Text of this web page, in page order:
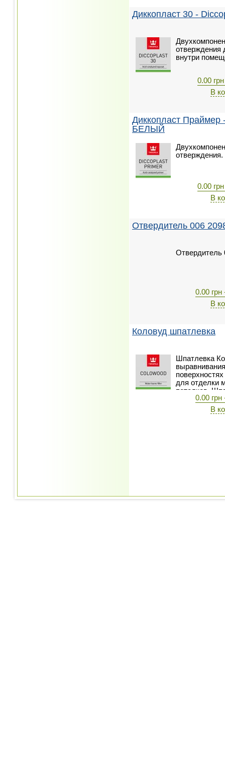
Диккопласт 30 -
отверждения
внутри
0.00
В
Диккопласт Праймер
БЕЛЫЙ
отверждения.
0.00
В
Отвердитель 006
Отвердитель
0.00 грн
В
Коловуд шпатлевка
Шпатлевка
для отделки
потолков.
цветов -
сучки
черный. И
0.00 грн
В